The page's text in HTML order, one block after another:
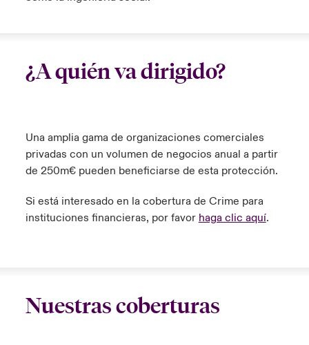
¿A quién va dirigido?
Una amplia gama de organizaciones comerciales
privadas con un volumen de negocios anual a partir
de 250m€ pueden beneficiarse de esta protección.
Si está interesado en la cobertura de Crime para
instituciones financieras, por favor haga clic aquí.
Nuestras coberturas